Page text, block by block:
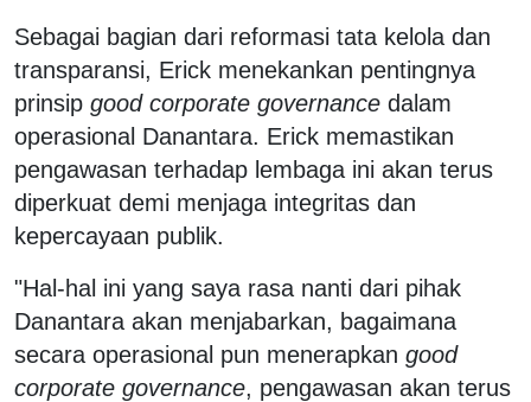
Sebagai bagian dari reformasi tata kelola dan
transparansi, Erick menekankan pentingnya
prinsip good corporate governance dalam
operasional Danantara. Erick memastikan
pengawasan terhadap lembaga ini akan terus
diperkuat demi menjaga integritas dan
kepercayaan publik.
"Hal-hal ini yang saya rasa nanti dari pihak
Danantara akan menjabarkan, bagaimana
secara operasional pun menerapkan good
corporate governance, pengawasan akan terus